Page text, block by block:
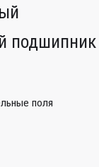
подшипник
поля